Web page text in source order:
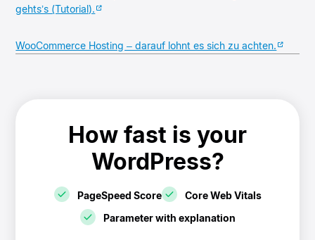
gehts’s (Tutorial).
WooCommerce Hosting – darauf lohnt es sich zu achten.
How fast is your
WordPress?
PageSpeed Score
Core Web Vitals
Parameter with explanation